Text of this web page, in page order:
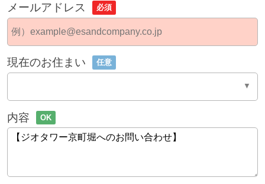
メールアドレス 必須
現在のお住まい 任意
内容 OK